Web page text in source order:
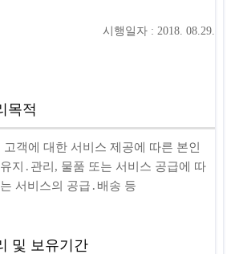
시행일자 : 2018. 08.29.
목적
객에 대한 서비스 제공에 따른 본인
지․관리, 물품 또는 서비스 공급에 따
서비스의 공급․배송 등
및 보유기간